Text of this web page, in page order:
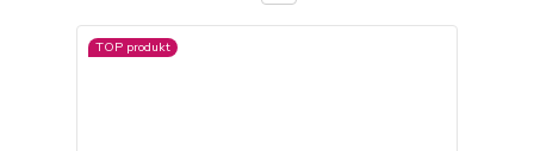
TOP produkt